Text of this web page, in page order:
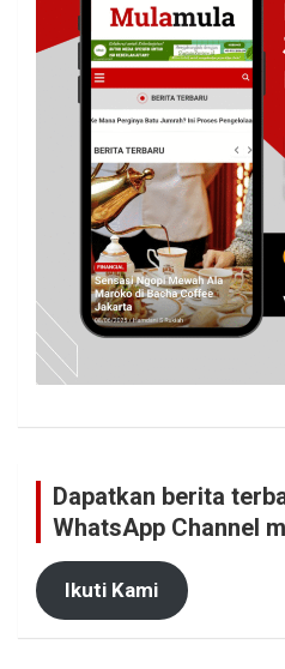
Dapatkan berita
WhatsApp Channel
Ikuti Kami